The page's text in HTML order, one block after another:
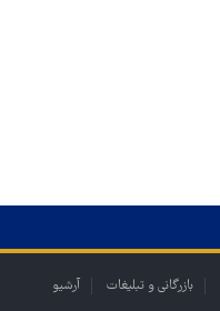
بازرگانی و تبلیغات آرشیو